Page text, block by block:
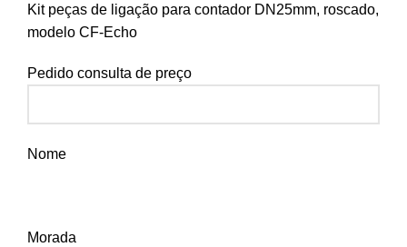
Kit peças de ligação para contador DN25mm, roscado,
modelo CF-Echo
Pedido consulta de preço
Nome
Morada